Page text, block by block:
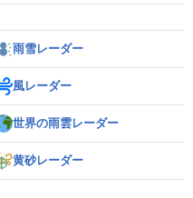
雨雪レーダー
風レーダー
世界の雨雲レーダー
黄砂レーダー